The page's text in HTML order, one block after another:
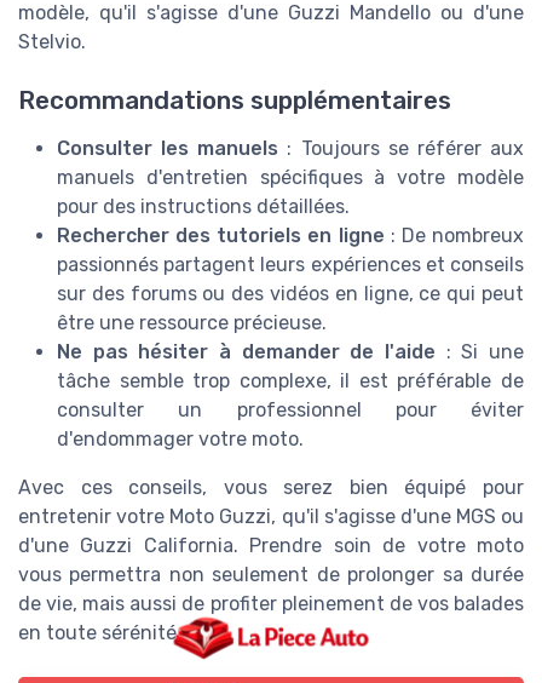
modèle, qu'il s'agisse d'une Guzzi Mandello ou d'une
Stelvio.
Recommandations supplémentaires
Consulter les manuels : Toujours se référer aux
manuels d'entretien spécifiques à votre modèle
pour des instructions détaillées.
Rechercher des tutoriels en ligne : De nombreux
passionnés partagent leurs expériences et conseils
sur des forums ou des vidéos en ligne, ce qui peut
être une ressource précieuse.
Ne pas hésiter à demander de l'aide : Si une
tâche semble trop complexe, il est préférable de
consulter un professionnel pour éviter
d'endommager votre moto.
Avec ces conseils, vous serez bien équipé pour
entretenir votre Moto Guzzi, qu'il s'agisse d'une MGS ou
d'une Guzzi California. Prendre soin de votre moto
vous permettra non seulement de prolonger sa durée
de vie, mais aussi de profiter pleinement de vos balades
en toute sérénité.